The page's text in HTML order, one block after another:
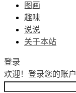
图画
趣味
说说
关于本站
登录
欢迎！ 登录您的账户